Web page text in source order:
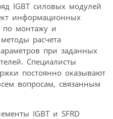
IGBT силовых модулей
информационных
по монтажу и
расчета
при заданных
Специалисты
постоянно оказывают
вопросам, связанным
IGBT и SFRD